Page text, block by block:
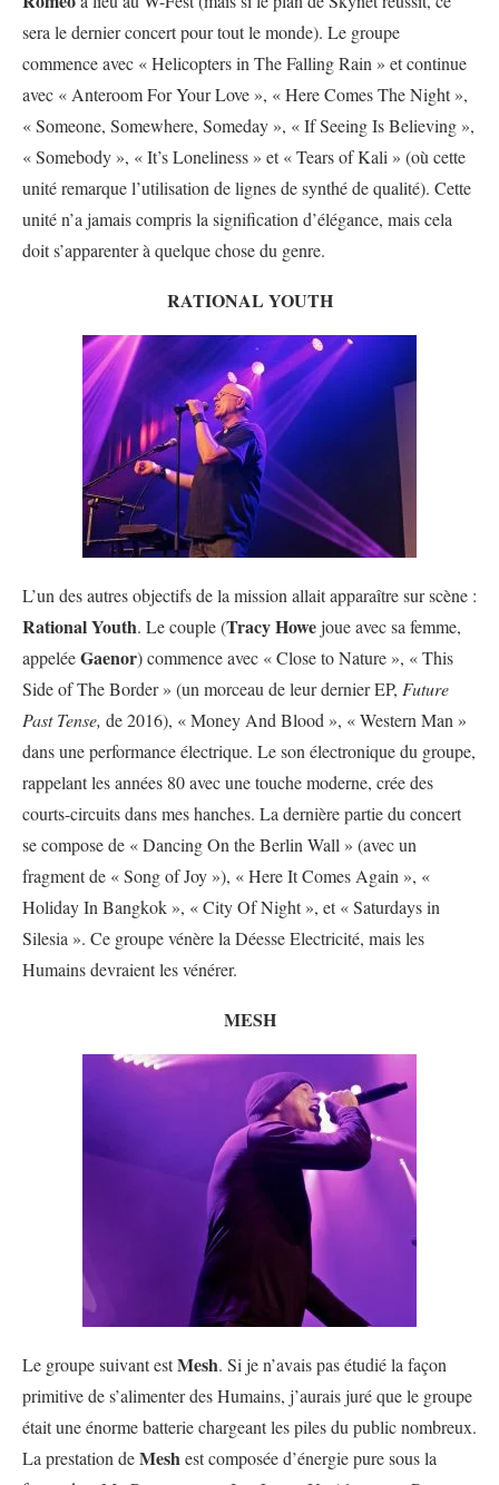
sera le dernier concert pour tout le monde). Le groupe
commence avec « Helicopters in The Falling Rain » et continue
avec « Anteroom For Your Love », « Here Comes The Night »,
« Someone, Somewhere, Someday », « If Seeing Is Believing »,
« Somebody », « It’s Loneliness » et « Tears of Kali » (où cette
unité remarque l’utilisation de lignes de synthé de qualité). Cette
unité n’a jamais compris la signification d’élégance, mais cela
doit s’apparenter à quelque chose du genre.
RATIONAL YOUTH
L’un des autres objectifs de la mission allait apparaître sur scène :
Rational Youth. Le couple (Tracy Howejoue avec sa femme,
appeléeGaenor) commence avec « Close to Nature », « This
Side of The Border » (un morceau de leur dernier EP, Future
Past Tense, de 2016), « Money And Blood », « Western Man »
dans une performance électrique. Le son électronique du groupe,
rappelant les années 80 avec une touche moderne, crée des
courts-circuits dans mes hanches. La dernière partie du concert
se compose de « Dancing On the Berlin Wall » (avec un
fragment de « Song of Joy »), « Here It Comes Again », «
Holiday In Bangkok », « City Of Night », et « Saturdays in
Silesia ». Ce groupe vénère la Déesse Electricité, mais les
Humains devraient les vénérer.
MESH
Le groupe suivant estMesh. Si je n’avais pas étudié la façon
primitive de s’alimenter des Humains, j’aurais juré que le groupe
était une énorme batterie chargeant les piles du public nombreux.
La prestation deMeshest composée d’énergie pure sous la